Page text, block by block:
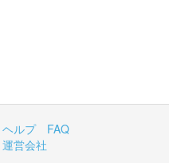
ヘルプ
FAQ
運営会社